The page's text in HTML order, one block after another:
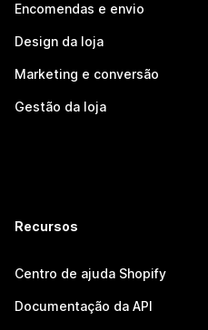
Encomendas e envio
Design da loja
Marketing e conversão
Gestão da loja
Recursos
Centro de ajuda Shopify
Documentação da API